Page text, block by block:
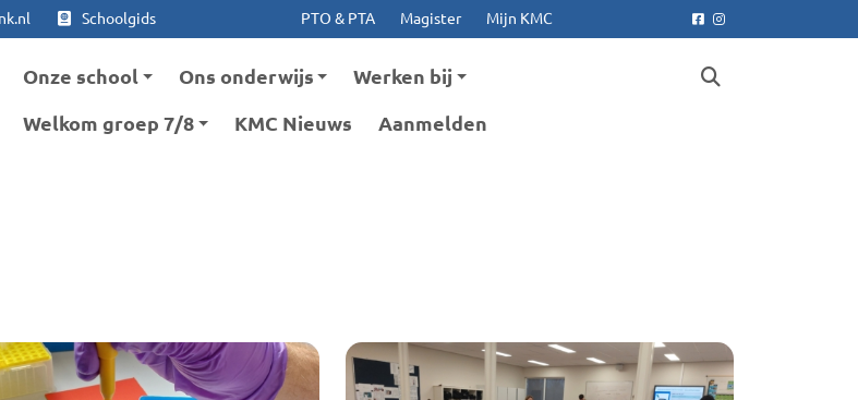
Ga naar hoofdinhoud
Ga naar footer
Schoolgids PTO & PTA Magister Mijn KMC Facebook
Instagram
Onze school Ons onderwijs Werken bij
Welkom groep 7/8 KMC Nieuws Aanmelden